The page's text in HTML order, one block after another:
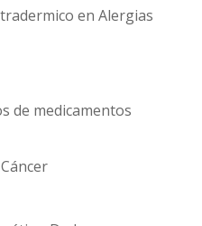
en Alergias
de medicamentos